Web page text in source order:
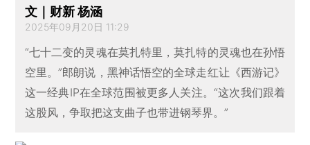
文｜财新 杨涵
2025年09月20日 11:29
“七十二变的灵魂在莫扎特里，莫扎特的灵魂也在孙悟
空里。”郎朗说，黑神话悟空的全球走红让《西游记》
这一经典IP在全球范围被更多人关注。“这次我们跟着
这股风，争取把这支曲子也带进钢琴界。”